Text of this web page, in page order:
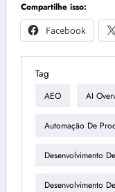
Compartilhe isso:
Facebook
Tag
AEO AI
Automação De
Desenvolvimento
Desenvolvimento